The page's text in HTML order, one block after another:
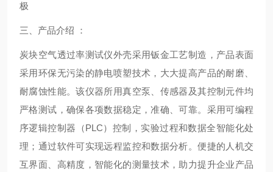
极
三、产品介绍 ：
炭块空气透过率测试仪外壳采用钣金工艺制造，产品表面
采用环保无污染的静电喷塑技术，大大提高产品的耐磨、
耐腐蚀性能。该仪器所用真空泵、传感器及其控制元件均
严格测试，确保各项数据稳定，准确、可靠。采用可编程
序逻辑控制器（PLC）控制，实验过程和数据全智能化处
理；通过软件可实现远程监控和数据分析。便捷的人机交
互界面、高精度，智能化的测量技术，助力提升企业产品